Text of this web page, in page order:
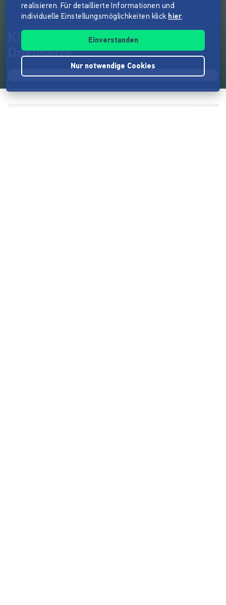
Kicken wie ein Mädchen - Die
Dokuserie
realisieren. Für detaillierte Informationen und
individuelle Einstellungsmöglichkeiten klick hier.
Einverstanden
Nur notwendige Cookies